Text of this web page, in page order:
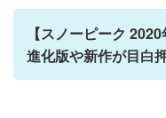
【スノーピーク
進化版や新作が目白